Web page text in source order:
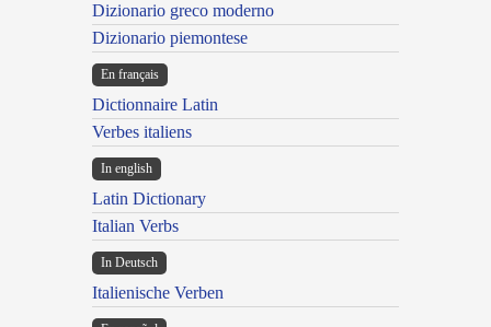
Dizionario greco moderno
Dizionario piemontese
En français
Dictionnaire Latin
Verbes italiens
In english
Latin Dictionary
Italian Verbs
In Deutsch
Italienische Verben